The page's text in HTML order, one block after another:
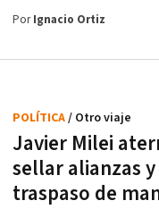
PorIgnacio Ortiz
Javier Milei
sellar alianzas
traspaso de
POLÍTICA/ Otro viaje